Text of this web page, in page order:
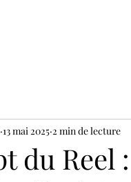
du Reel
13 mai 2025 2 min de lecture